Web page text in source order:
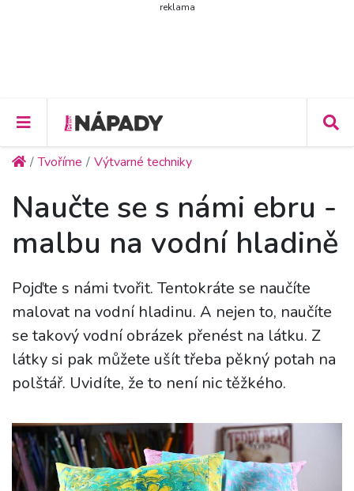
reklama
Tvoříme Výtvarné techniky
Naučte se s námi ebru -
malbu na vodní hladině
Pojďte s námi tvořit. Tentokráte se naučíte
malovat na vodní hladinu. A nejen to, naučíte
se takový vodní obrázek přenést na látku. Z
látky si pak můžete ušít třeba pěkný potah na
polštář. Uvidíte, že to není nic těžkého.